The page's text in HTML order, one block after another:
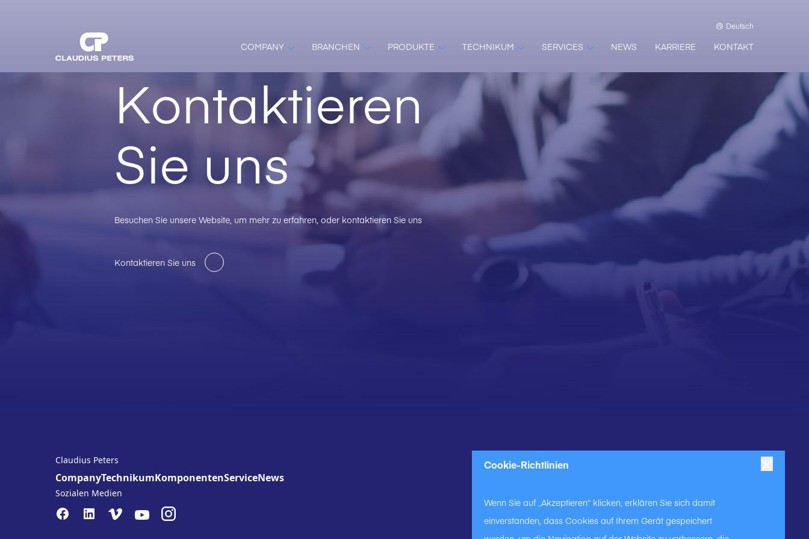
Cookie-Richtlinien
Wenn Sie auf „Akzeptieren“ klicken, erklären Sie sich damit
einverstanden, dass Cookies auf Ihrem Gerät gespeichert
Deutsch
COMPANY BRANCHEN PRODUKTE TECHNIKUM SERVICES NEWS KARRIERE KONTAKT
Kontaktieren
Sie uns
Besuchen Sie unsere Website, um mehr zu erfahren, oder kontaktieren Sie uns
Kontaktieren Sie uns
Claudius Peters
CompanyTechnikumKomponentenServiceNews
Branchen & Produkte
Sozialen Medien